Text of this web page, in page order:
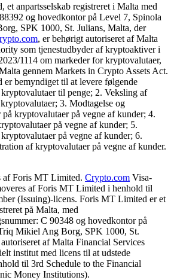
anpartsselskab registreret i Malta med
og hovedkontor på Level 7, Spinola
SPK 1000, St. Julians, Malta, der
, er behørigt autoriseret af Malta
som tjenestudbyder af kryptoaktiver i
1114 om markeder for kryptovalutaer,
gennem Markets in Crypto Assets Act.
bemyndiget til at levere følgende
til penge; 2. Veksling af
3. Modtagelse og
på kryptovalutaer på vegne af kunder; 4.
på vegne af kunder; 5.
på vegne af kunder; 6.
af kryptovalutaer på vegne af kunder.
af Foris MT Limited. Crypto.com Visa-
af Foris MT Limited i henhold til
(Issuing)-licens. Foris MT Limited er et
på Malta, med
C 90348 og hovedkontor på
Mikiel Ang Borg, SPK 1000, St.
af Malta Financial Services
institut med licens til at udstede
til 3rd Schedule to the Financial
Money Institutions).